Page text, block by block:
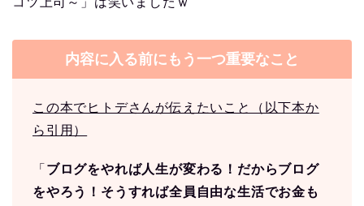
内容に入る前にもう一つ重要なこと
この本でヒトデさんが伝えたいこと（以下本か
ら引用）
「 ブログをやれば人生が変わる！ だからブログ
をやろう！そうすれば全員自由な生活でお金も